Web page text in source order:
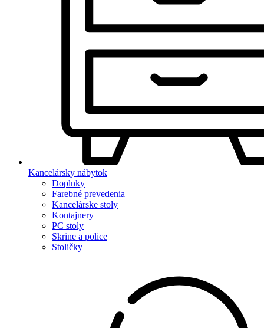
Kancelársky nábytok
Doplnky
Farebné prevedenia
Kancelárske stoly
Kontajnery
PC stoly
Skrine a police
Stoličky